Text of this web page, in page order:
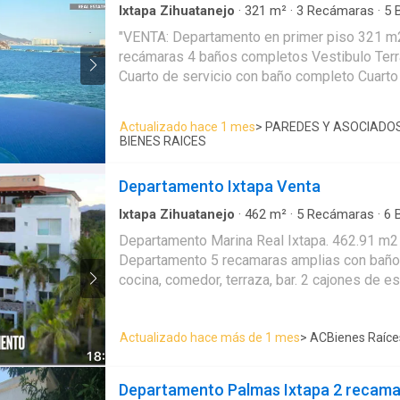
Ixtapa Zihuatanejo · 321 m² · 3 Recámaras · 5
tenis·Caseta de vigilancia· Cisterna·Cocina
Cuarto de Limpieza·Cuarto de servicio·
Estacionamiento·Gas natural ·Gimnasio·
"VENTA: Departamento en primer piso 321
recámaras 4 baños completos Vestibulo Terraza con vista al mar
Cuarto de servicio con baño completo
asoleadero club de playa gimnasio
niños centro de negocios valet parking
Actualizado hace 1 mes> PAREDES Y
BIENES RAICES
Departamento Ixtapa Venta
Ixtapa Zihuatanejo · 462 m² · 5 Recámaras · 6
equipada·Jacuzzi·Cuarto de Limpieza·
vigilancia·Conserje·Recámara con closet
Departamento Marina Real Ixtapa. 462.91 m2 superficie
Departamento 5 recamaras amplias con baños completos Sala,
cocina, comedor, terraza, bar. 2 cajones de estacionamiento 1
Actualizado hace más de 1 mes> ACBienes
Departamento Palmas Ixtapa 2